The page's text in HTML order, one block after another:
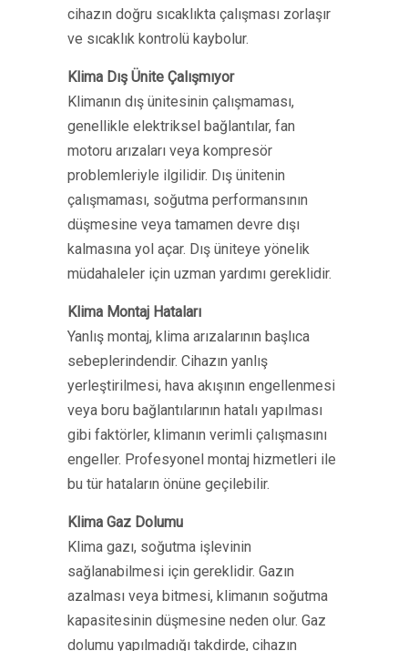
cihazın doğru sıcaklıkta çalışması zorlaşır
ve sıcaklık kontrolü kaybolur.
Klima Dış Ünite Çalışmıyor
Klimanın dış ünitesinin çalışmaması,
genellikle elektriksel bağlantılar, fan
motoru arızaları veya kompresör
problemleriyle ilgilidir. Dış ünitenin
çalışmaması, soğutma performansının
düşmesine veya tamamen devre dışı
kalmasına yol açar. Dış üniteye yönelik
müdahaleler için uzman yardımı gereklidir.
Klima Montaj Hataları
Yanlış montaj, klima arızalarının başlıca
sebeplerindendir. Cihazın yanlış
yerleştirilmesi, hava akışının engellenmesi
veya boru bağlantılarının hatalı yapılması
gibi faktörler, klimanın verimli çalışmasını
engeller. Profesyonel montaj hizmetleri ile
bu tür hataların önüne geçilebilir.
Klima Gaz Dolumu
Klima gazı, soğutma işlevinin
sağlanabilmesi için gereklidir. Gazın
azalması veya bitmesi, klimanın soğutma
kapasitesinin düşmesine neden olur. Gaz
dolumu yapılmadığı takdirde, cihazın